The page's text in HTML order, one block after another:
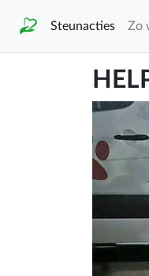
Steunacties Zo